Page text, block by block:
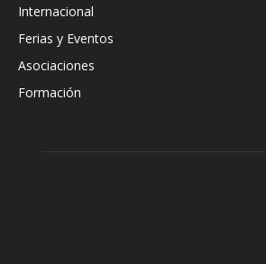
Internacional
Ferias y Eventos
Asociaciones
Formación